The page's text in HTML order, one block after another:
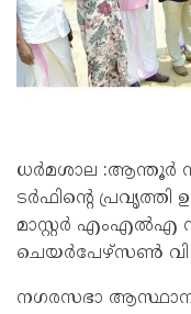
ധർമശാല :ആന്തൂർ
ടർഫിന്റെ പ്രവൃത്തി
മാസ്റ്റർ എംഎൽഎ
ചെയർപേഴ്സൺ വി
നഗരസഭാ ആസ്ഥാന